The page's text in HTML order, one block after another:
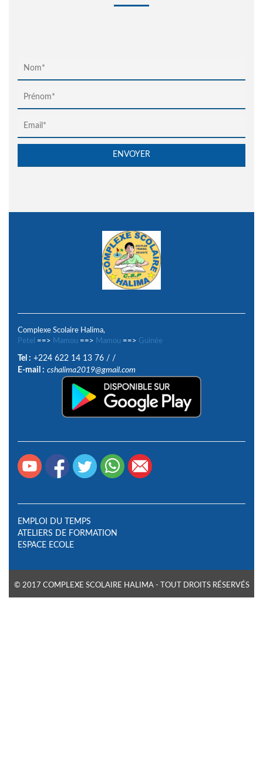
Complexe Scolaire Halima,
Petel
==> Mamou ==> Mamou ==> Guinée
Tel : +224 622 14 13 76 / /
E-mail : cshalima2019@gmail.com
EMPLOI DU TEMPS
ATELIERS DE FORMATION
ESPACE ECOLE
© 2017 COMPLEXE SCOLAIRE HALIMA - TOUT DROITS RÉSERVÉS